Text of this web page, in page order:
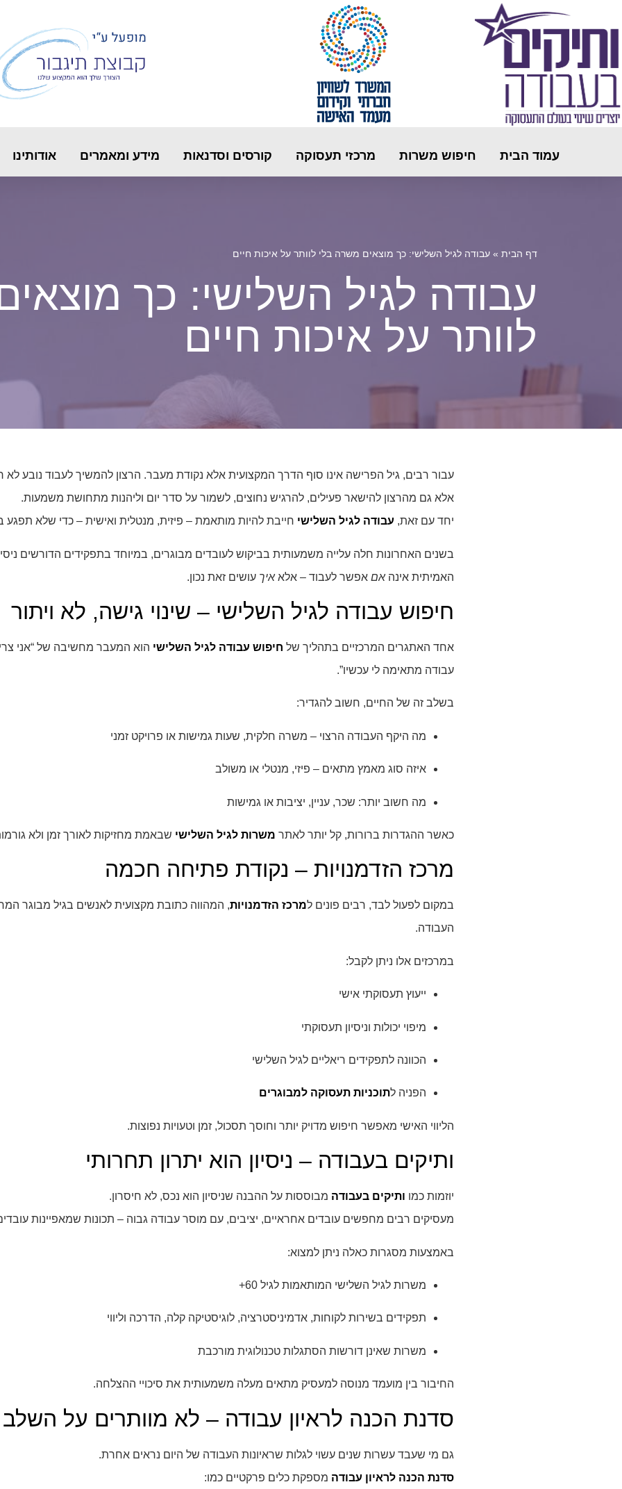
עמוד הבית חיפוש משרות מרכזי תעסוקה קורסים וסדנאות מידע ומאמרים אודותינו
דף הבית » עבודה לגיל השלישי: כך מוצאים משרה בלי לוותר על איכות חיים
עבודה לגיל השלישי: כך
לוותר על איכות חיים
עבור רבים, גיל הפרישה אינו סוף הדרך המקצועית אלא נקודת מעבר. הרצון להמשיך לעבוד נובע
אלא גם מהרצון להישאר פעילים, להרגיש נחוצים, לשמור על סדר יום וליהנות מתחושת משמעות.
יחד עם זאת, עבודה לגיל השלישי חייבת להיות מותאמת – פיזית, מנטלית ואישית – כדי שלא
בשנים האחרונות חלה עלייה משמעותית בביקוש לעובדים מבוגרים, במיוחד בתפקידים הדורשים
האמיתית אינהאם אפשר לעבוד – אלאאיך עושים זאת נכון.
חיפוש עבודה לגיל השלישי – שינוי גישה, לא ויתור
אחד האתגרים המרכזיים בתהליך של חיפוש עבודה לגיל השלישי הוא המעבר מחשיבה של “אני
עבודה מתאימה לי עכשיו”.
בשלב זה של החיים, חשוב להגדיר:
מה היקף העבודה הרצוי – משרה חלקית, שעות גמישות או פרויקט זמני
איזה סוג מאמץ מתאים – פיזי, מנטלי או משולב
מה חשוב יותר: שכר, עניין, יציבות או גמישות
כאשר ההגדרות ברורות, קל יותר לאתר משרות לגיל השלישי שבאמת מחזיקות לאורך זמן ולא
מרכז הזדמנויות – נקודת פתיחה חכמה
במקום לפעול לבד, רבים פונים למרכז הזדמנויות, המהווה כתובת מקצועית לאנשים בגיל מבוגר
העבודה.
במרכזים אלו ניתן לקבל:
ייעוץ תעסוקתי אישי
מיפוי יכולות וניסיון תעסוקתי
הכוונה לתפקידים ריאליים לגיל השלישי
הפניה לתוכניות תעסוקה למבוגרים
הליווי האישי מאפשר חיפוש מדויק יותר וחוסך תסכול, זמן וטעויות נפוצות.
ותיקים בעבודה – ניסיון הוא יתרון תחרותי
יוזמות כמו ותיקים בעבודה מבוססות על ההבנה שניסיון הוא נכס, לא חיסרון.
מעסיקים רבים מחפשים עובדים אחראיים, יציבים, עם מוסר עבודה גבוה – תכונות שמאפיינות
באמצעות מסגרות כאלה ניתן למצוא:
משרות לגיל השלישי המותאמות לגיל 60+
תפקידים בשירות לקוחות, אדמיניסטרציה, לוגיסטיקה קלה, הדרכה וליווי
משרות שאינן דורשות הסתגלות טכנולוגית מורכבת
החיבור בין מועמד מנוסה למעסיק מתאים מעלה משמעותית את סיכויי ההצלחה.
סדנת הכנה לראיון עבודה – לא מוותרים על
גם מי שעבד עשרות שנים עשוי לגלות שראיונות העבודה של היום נראים אחרת.
סדנת הכנה לראיון עבודה מספקת כלים פרקטיים כמו: